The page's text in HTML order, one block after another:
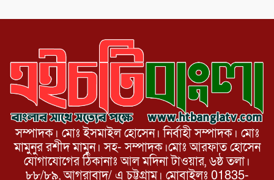
সম্পাদক। মোঃ ইসমাইল হোসেন। নির্বাহী সম্পাদক। মোঃ
মামুনুর রশীদ মামুন। সহ- সম্পাদক।মোঃ আরফাত হোসেন
যোগাযোগের ঠিকানাঃ আল মদিনা টাওয়ার, ৬ষ্ঠ তলা।
৮৮/৮৯, আগরাবাদ/ এ চট্টগ্রাম। মোবাইলঃ 01835-